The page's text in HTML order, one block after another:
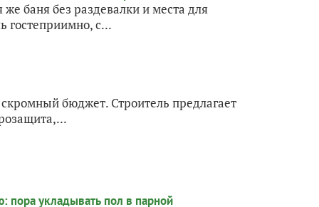
баня без раздевалки и места для
гостеприимно, с...
бюджет. Строитель предлагает